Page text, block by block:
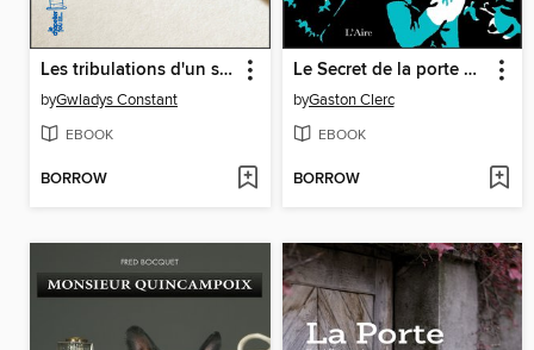
Les tribulations d'un stylo-plume
byGwladys Constant
EBOOK
BORROW
Le Secret de la porte de fer
byGaston Clerc
EBOOK
BORROW